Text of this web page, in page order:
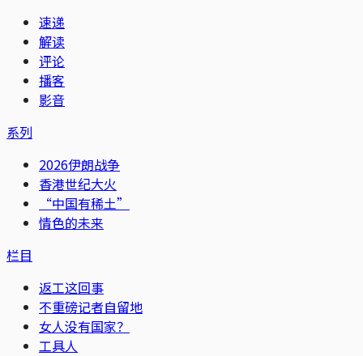
速递
解读
评论
播客
影音
系列
2026伊朗战争
香港世纪大火
“中国有稀土”
情色的未来
栏目
返工这回事
不重磅记者自留地
女人没有国家？
工具人